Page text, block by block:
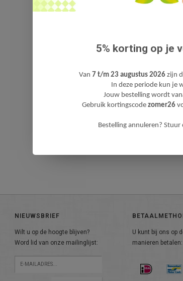
NIEUWSBRIEF
Wilt u op de hoogte blijven?
Word lid van onze mailinglijst:
U kunt bij ons op
manieren betalen:
5% korting op je
Van 7 t/m 23 augustus 2026zijn
In deze periode kun je
Jouw bestelling wordt
Gebruik kortingscode zomer26
Bestelling annuleren? Stuur